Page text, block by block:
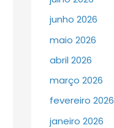
junho 2026
maio 2026
abril 2026
março 2026
fevereiro 2026
janeiro 2026